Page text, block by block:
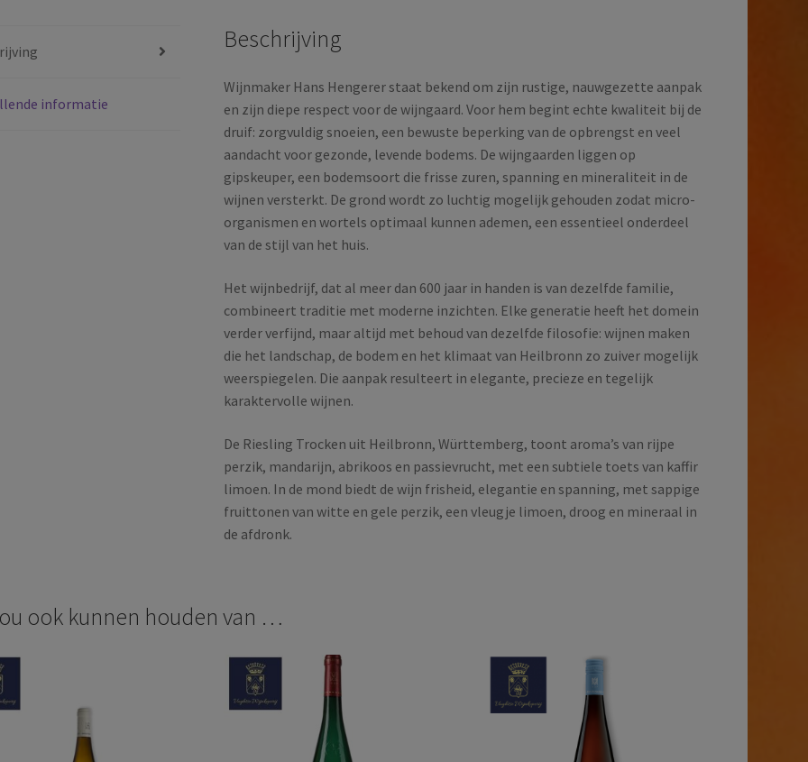
Württemberg
Duitsland
|
2023
aantal
informatie
Beschrijving
Wijnmaker Hans Hengerer staat bekend om zijn rustige, nauwgezette aanpak
en zijn diepe respect voor de wijngaard. Voor hem begint echte kwaliteit bij de
druif: zorgvuldig snoeien, een bewuste beperking van de opbrengst en veel
aandacht voor gezonde, levende bodems. De wijngaarden liggen op
gipskeuper, een bodemsoort die frisse zuren, spanning en mineraliteit in de
wijnen versterkt. De grond wordt zo luchtig mogelijk gehouden zodat micro-
organismen en wortels optimaal kunnen ademen, een essentieel onderdeel
van de stijl van het huis.
Het wijnbedrijf, dat al meer dan 600 jaar in handen is van dezelfde familie,
combineert traditie met moderne inzichten. Elke generatie heeft het domein
verder verfijnd, maar altijd met behoud van dezelfde filosofie: wijnen maken
die het landschap, de bodem en het klimaat van Heilbronn zo zuiver mogelijk
weerspiegelen. Die aanpak resulteert in elegante, precieze en tegelijk
karaktervolle wijnen.
De Riesling Trocken uit Heilbronn, Württemberg, toont aroma’s van rijpe
perzik, mandarijn, abrikoos en passievrucht, met een subtiele toets van kaffir
limoen. In de mond biedt de wijn frisheid, elegantie en spanning, met sappige
fruittonen van witte en gele perzik, een vleugje limoen, droog en mineraal in
de afdronk.
ook kunnen houden van …